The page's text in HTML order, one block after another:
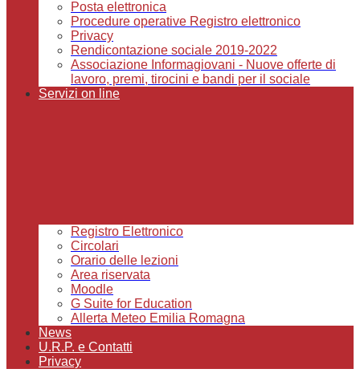
Posta elettronica
Procedure operative Registro elettronico
Privacy
Rendicontazione sociale 2019-2022
Associazione Informagiovani - Nuove offerte di
lavoro, premi, tirocini e bandi per il sociale
Servizi on line
Registro Elettronico
Circolari
Orario delle lezioni
Area riservata
Moodle
G Suite for Education
Allerta Meteo Emilia Romagna
News
U.R.P. e Contatti
Privacy